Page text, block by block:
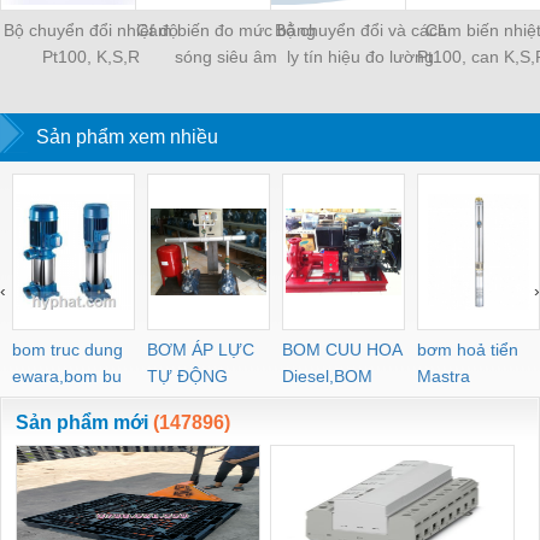
Bộ chuyển đổi nhiệt độ
Pt100, K,S,R
Cảm biến đo mức bằng
sóng siêu âm
Bộ chuyển đổi và cách
ly tín hiệu đo lường
Cảm biến
Pt100, can
Sản phẩm xem nhiều
bom truc dung
ewara,bom bu
ewara
BƠM ÁP LỰC
TỰ ĐỘNG
BOM CUU HOA
Diesel,BOM
CHUA CHAY
bơm hoả tiển
Mastra
‹ ›
Sản phẩm mới (147896)